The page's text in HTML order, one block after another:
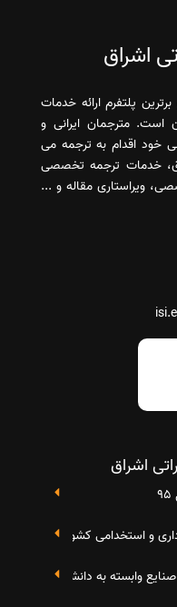
اشراق
پلتفرم ارائه خدمات
است. مترجمان ایرانی و
خود اقدام به ترجمه می
خدمات ترجمه تخصصی
ویراستاری مقاله و ...
اشراق
و استخدامی کشور در خصوص
وابسته به دانشگاه صنعتی شریف 4 الی 8 مهر